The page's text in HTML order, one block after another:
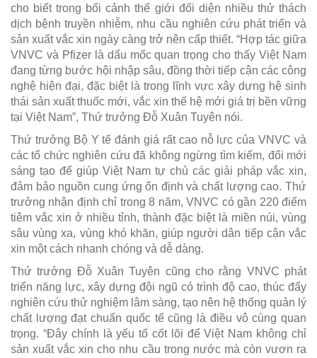
cho biết trong bối cảnh thế giới đối diện nhiều thử thách
dịch bệnh truyền nhiễm, nhu cầu nghiên cứu phát triển và
sản xuất vắc xin ngày càng trở nên cấp thiết. “Hợp tác giữa
VNVC và Pfizer là dấu mốc quan trọng cho thấy Việt Nam
đang từng bước hội nhập sâu, đồng thời tiếp cận các công
nghệ hiện đại, đặc biệt là trong lĩnh vực xây dựng hệ sinh
thái sản xuất thuốc mới, vắc xin thế hệ mới giá trị bền vững
tại Việt Nam”, Thứ trưởng Đỗ Xuân Tuyên nói.
Thứ trưởng Bộ Y tế đánh giá rất cao nỗ lực của VNVC và
các tổ chức nghiên cứu đã không ngừng tìm kiếm, đổi mới
sáng tạo để giúp Việt Nam tự chủ các giải pháp vắc xin,
đảm bảo nguồn cung ứng ổn định và chất lượng cao. Thứ
trưởng nhận định chỉ trong 8 năm, VNVC có gần 220 điểm
tiêm vắc xin ở nhiều tỉnh, thành đặc biệt là miền núi, vùng
sâu vùng xa, vùng khó khăn, giúp người dân tiếp cận vắc
xin một cách nhanh chóng và dễ dàng.
Thứ trưởng Đỗ Xuân Tuyên cũng cho rằng VNVC phát
triển năng lực, xây dựng đội ngũ có trình độ cao, thúc đẩy
nghiên cứu thử nghiệm lâm sàng, tạo nên hệ thống quản lý
chất lượng đạt chuẩn quốc tế cũng là điều vô cùng quan
trọng. “Đây chính là yếu tố cốt lõi để Việt Nam không chỉ
sản xuất vắc xin cho nhu cầu trong nước mà còn vươn ra